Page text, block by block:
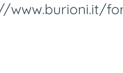
www.burioni.it/